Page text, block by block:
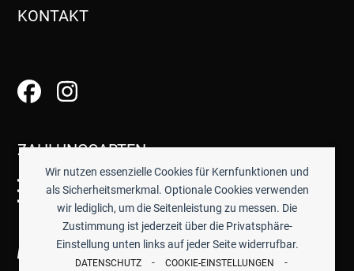
Wir nutzen essenzielle Cookies für Kernfunktionen und
als Sicherheitsmerkmal. Optionale Cookies verwenden
wir lediglich, um die Seitenleistung zu messen. Die
Zustimmung ist jederzeit über die Privatsphäre-
Einstellung unten links auf jeder Seite widerrufbar.
DATENSCHUTZ - COOKIE-EINSTELLUNGEN -
KONTAKT
ZAHLUNGSARTEN